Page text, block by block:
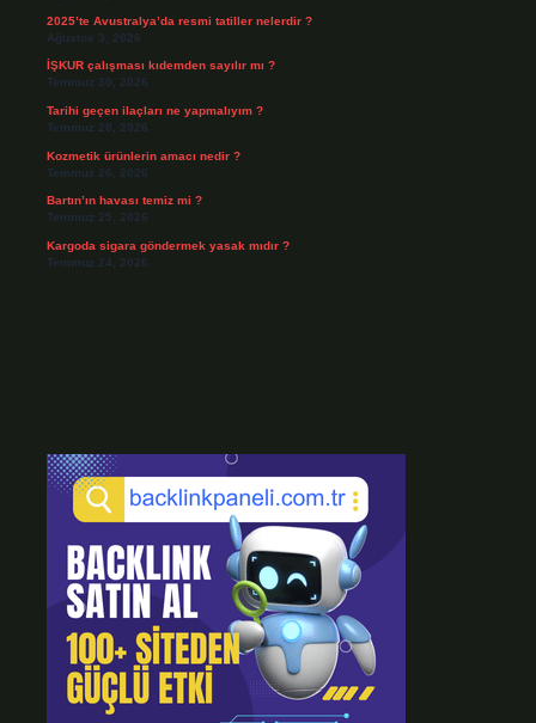
2025’te Avustralya’da resmi tatiller nelerdir ?
Ağustos 3, 2026
İŞKUR çalışması kıdemden sayılır mı ?
Temmuz 30, 2026
Tarihi geçen ilaçları ne yapmalıyım ?
Temmuz 28, 2026
Kozmetik ürünlerin amacı nedir ?
Temmuz 26, 2026
Bartın’ın havası temiz mi ?
Temmuz 25, 2026
Kargoda sigara göndermek yasak mıdır ?
Temmuz 24, 2026